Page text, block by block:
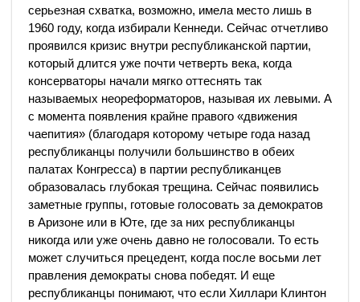
серьезная схватка, возможно, имела место лишь в
1960 году, когда избирали Кеннеди. Сейчас отчетливо
проявился кризис внутри республиканской партии,
который длится уже почти четверть века, когда
консерваторы начали мягко оттеснять так
называемых неореформаторов, называя их левыми. А
с момента появления крайне правого «движения
чаепития» (благодаря которому четыре года назад
республиканцы получили большинство в обеих
палатах Конгресса) в партии республиканцев
образовалась глубокая трещина. Сейчас появились
заметные группы, готовые голосовать за демократов
в Аризоне или в Юте, где за них республиканцы
никогда или уже очень давно не голосовали. То есть
может случиться прецедент, когда после восьми лет
правления демократы снова победят. И еще
республиканцы понимают, что если Хиллари Клинтон